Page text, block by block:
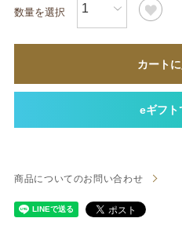
カート
商品についてのお問い合わせ